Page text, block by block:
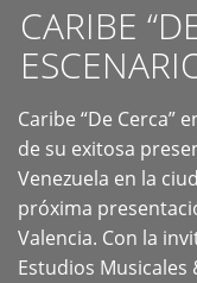
CARIBE
Caribe “De Cerca”
de su exitosa
Venezuela en la
próxima
Valencia. Con la
Estudios